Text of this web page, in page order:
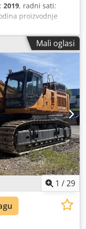
2019, radni sati:
proizvodnje
* Gumene
spojnica
Mali oglasi
1 /29